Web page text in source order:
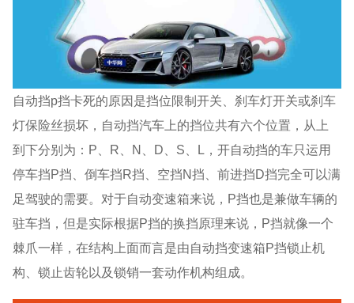
自动挡p挡卡死的原因是挡位限制开关、刹车灯开关或刹车
灯保险丝损坏，自动挡汽车上的挡位共有六个位置，从上
到下分别为：P、R、N、D、S、L，开自动挡的车只运用
停车挡P挡、倒车挡R挡、空挡N挡、前进挡D挡完全可以满
足驾驶的需要。对于自动变速箱来说，P挡也是兼做车辆的
驻车挡，但是实际根据P挡的换挡原理来说，P挡就像一个
棘爪一样，在结构上面而言是由自动挡变速箱P挡锁止机
构、锁止齿轮以及锁销一套动作机构组成。